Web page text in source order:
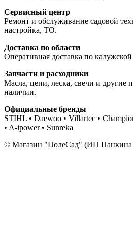
Сервисный центр
Ремонт и обслуживание садовой
настройка, ТО.
Доставка по области
Оперативная доставка по калужской
Запчасти и расходники
Масла, цепи, леска, свечи и
наличии.
Официальные бренды
STIHL • Daewoo • Villartec •
• A-ipower • Sunreka
© Магазин "ПолеСад" (ИП Панкина